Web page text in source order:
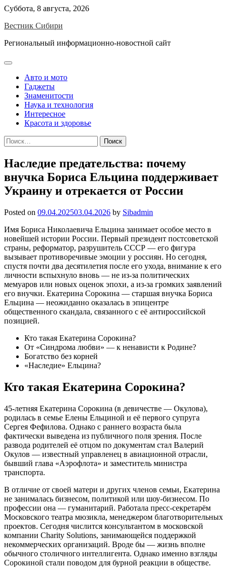
Skip
content
Суббота, 8 августа, 2026
Вестник Сибири
Региональный информационно-новостной сайт
Авто и мото
Гаджеты
Знаменитости
Наука и технология
Интересное
Красота и здоровье
Найти:
Наследие предательства: почему
внучка Бориса Ельцина поддерживает
Украину и отрекается от России
Posted on 09.04.202503.04.2026 by Sibadmin
Имя Бориса Николаевича Ельцина занимает особое место в
новейшей истории России. Первый президент постсоветской
страны, реформатор, разрушитель СССР — его фигура
вызывает противоречивые эмоции у россиян. Но сегодня,
спустя почти два десятилетия после его ухода, внимание к его
личности вспыхнуло вновь — не из-за политических
мемуаров или новых оценок эпохи, а из-за громких заявлений
его внучки. Екатерина Сорокина — старшая внучка Бориса
Ельцина — неожиданно оказалась в эпицентре
общественного скандала, связанного с её антироссийской
позицией.
Кто такая Екатерина Сорокина?
От «Синдрома любви» — к ненависти к Родине?
Богатство без корней
«Наследие» Ельцина?
Кто такая Екатерина Сорокина?
45-летняя Екатерина Сорокина (в девичестве — Окулова),
родилась в семье Елены Ельциной и её первого супруга
Сергея Фефилова. Однако с раннего возраста была
фактически выведена из публичного поля зрения. После
развода родителей её отцом по документам стал Валерий
Окулов — известный управленец в авиационной отрасли,
бывший глава «Аэрофлота» и заместитель министра
транспорта.
В отличие от своей матери и других членов семьи, Екатерина
не занималась бизнесом, политикой или шоу-бизнесом. По
профессии она — гуманитарий. Работала пресс-секретарём
Московского театра мюзикла, менеджером благотворительных
проектов. Сегодня числится консультантом в московской
компании Charity Solutions, занимающейся поддержкой
некоммерческих организаций. Вроде бы — жизнь вполне
обычного столичного интеллигента. Однако именно взгляды
Сорокиной стали поводом для бурной реакции в обществе.